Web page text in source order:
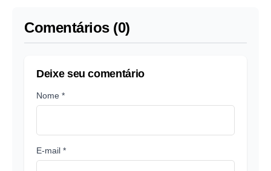
Comentários (0)
Deixe seu comentário
Nome *
E-mail *